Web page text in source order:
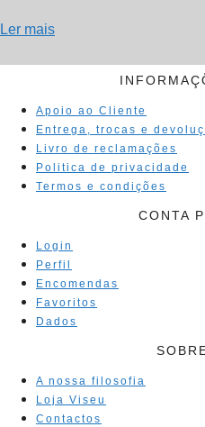
Ler mais
Apoio ao Cliente
Entrega, trocas e
Livro de reclamações
Politica de privacidade
Termos e condições
CONTA
Login
Perfil
Encomendas
Favoritos
Dados
A nossa filosofia
Loja Viseu
Contactos